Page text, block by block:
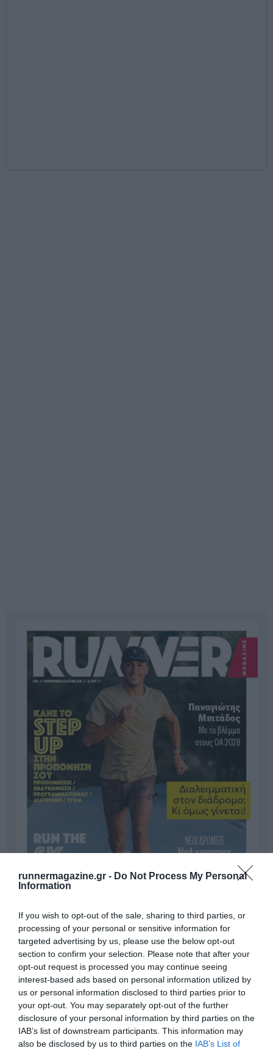
runnermagazine.gr - Do Not Process My Personal
Information
If you wish to opt-out of the sale, sharing to third parties, or
processing of your personal or sensitive information for
targeted advertising by us, please use the below opt-out
section to confirm your selection. Please note that after your
opt-out request is processed you may continue seeing
interest-based ads based on personal information utilized by
us or personal information disclosed to third parties prior to
your opt-out. You may separately opt-out of the further
disclosure of your personal information by third parties on the
IAB’s list of downstream participants. This information may
also be disclosed by us to third parties on the IAB’s List of
Γίνε Συνδρομητής
Βρες το RUNNER!
Όλα τα Τεύχη